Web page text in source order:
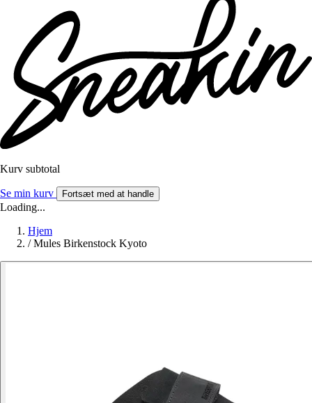
Kurv subtotal
Se min kurv Fortsæt med at handle
Loading...
Hjem
/ Mules Birkenstock Kyoto